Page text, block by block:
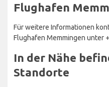
Flughafen
Für weitere Informationen
Flughafen Memmingen unter
In der Nähe
Standorte